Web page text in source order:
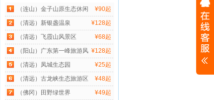
¥90起
（连山）金子山原生态休闲
¥128起
（清远）新银盏温泉
¥68起
（清远）飞霞山风景区
¥128起
（阳山）广东第一峰旅游风
¥25起
（清远）凤城生态园
¥48起
（清远）古龙峡生态旅游区
¥49起
（佛冈）田野绿世界